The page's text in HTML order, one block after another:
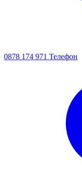
0878 174 971 Телефон